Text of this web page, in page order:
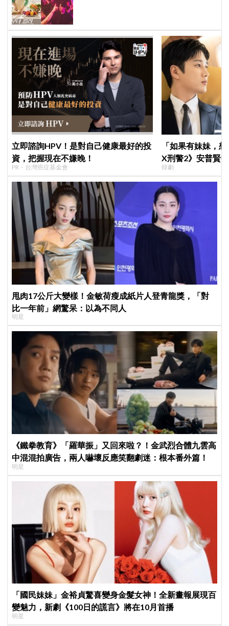
立即諮詢HPV！是對自己健康最好的投
資，把握現在不嫌晚！
PR・台灣癌症基金會
「如果有妹妹，
X刑警2》安普賢
哥哥們都認證的
韓劇
甩肉17公斤大變樣！金敏荷瘦成紙片人登青龍獎，「對
比一年前」網驚呆：以為不同人
明星
《鐵拳教育》「羅華振」又回來啦？！金武烈合體九雲高
中混混拍廣告，兩人嚇壞反應笑翻劇迷：根本番外篇！
明星
「國民妹妹」金裕貞驚喜變身金髮女神！全新畫報展現百
變魅力，新劇《100日的謊言》將在10月首播
明星